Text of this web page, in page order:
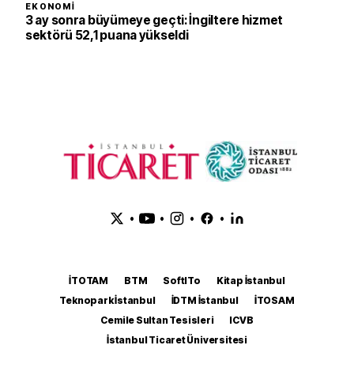
EKONOMI
3 ay sonra büyümeye geçti: İngiltere hizmet
sektörü 52,1 puana yükseldi
• • • •
İTOTAM BTM SoftITo
Kitap İstanbul
Teknopark İstanbul
İDTM İstanbul
İTOSAM
Cemile Sultan Tesisleri
ICVB
İstanbul Ticaret Üniversitesi